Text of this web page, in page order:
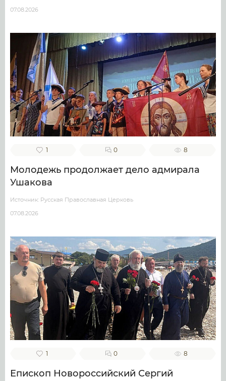
07.08.2026
1 0 8
Молодежь продолжает дело адмирала
Ушакова
Источник: Русская Православная Церковь
07.08.2026
1 0 8
Епископ Новороссийский Сергий